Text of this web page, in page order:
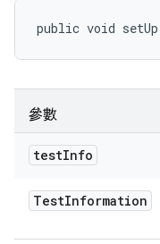
public void
參數
testInfo
TestInformation